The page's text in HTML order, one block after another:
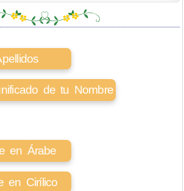
de tu Nombre
en Árabe
en Cirílico